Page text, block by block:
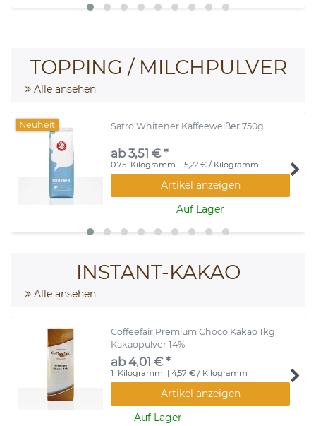
TOPPING / MILCHPULVER
Alle ansehen
Neuheit Satro Whitener Kaffeeweißer 750g
ab 3,51 € *
0.75 Kilogramm | 5,22 € / Kilogramm
Artikel anzeigen
Auf Lager
INSTANT-KAKAO
Alle ansehen
Coffeefair Premium Choco Kakao 1kg,
Kakaopulver 14%
ab 4,01 € *
1 Kilogramm | 4,57 € / Kilogramm
Artikel anzeigen
Auf Lager